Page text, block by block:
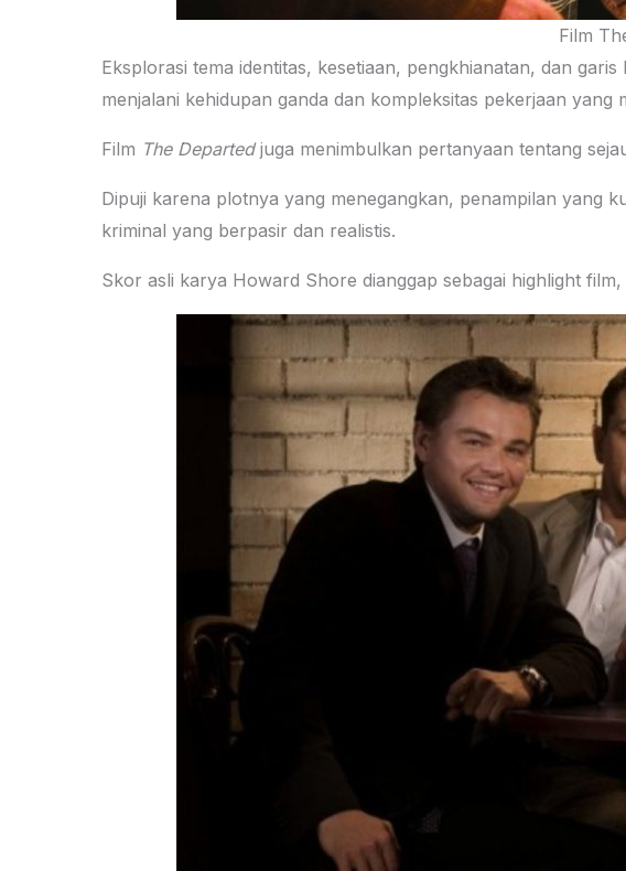
Film
Eksplorasi tema identitas, kesetiaan, pengkhianatan, dan
menjalani kehidupan ganda dan kompleksitas pekerjaan yang
Film The Departedjuga menimbulkan pertanyaan tentang
Dipuji karena plotnya yang menegangkan, penampilan yang
kriminal yang berpasir dan realistis.
Skor asli karya Howard Shore dianggap sebagai highlight